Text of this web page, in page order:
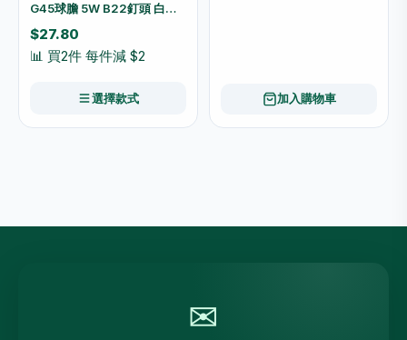
G45球膽 5W B22釘頭 白光
6500K／黃光3000K LGT-
5B22D/LGT-5B22W
$27.80
📊 買2件 每件減 $2
選擇款式 加入購物車
✉